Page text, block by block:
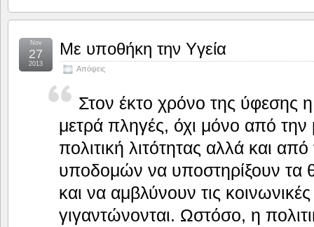
Με υποθήκη την Yγεία
Απόψεις
Nov
27
2013
Στον έκτο χρόνο της ύφεσης
μετρά πληγές, όχι μόνο από
πολιτική λιτότητας αλλά και
υποδομών να υποστηρίξουν τα
και να αμβλύνουν τις
γιγαντώνονται. Ωστόσο, η